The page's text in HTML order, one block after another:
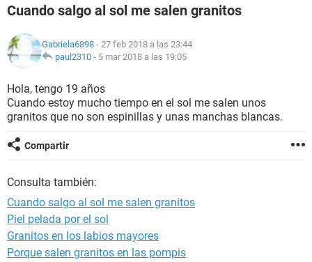
NUTRICIÓN
BIENESTAR
Cuando salgo al sol me salen granitos
Gabriela6898 - 27 feb 2018 a las 23:44
paul2310 - 5 mar 2018 a las 19:05
Hola, tengo 19 años
Cuando estoy mucho tiempo en el sol me salen unos
granitos que no son espinillas y unas manchas blancas.
Compartir
Consulta también:
Cuando salgo al sol me salen granitos
Piel pelada por el sol
Granitos en los labios mayores
Porque salen granitos en las pompis